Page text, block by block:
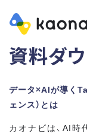
資料ダ
データ×AIが導く
ェンス）とは
カオナビは、AI時